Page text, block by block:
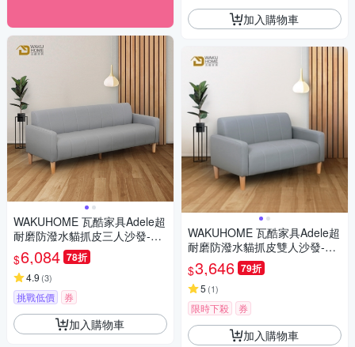
WAKUHOME 瓦酷家具Adele超
耐磨防潑水貓抓皮三人沙發-3
色(淺灰/深灰/米白)-寬180*深60
*高66cm
$6,084 78折
4.9 (3)
挑戰低價 券
加入購物車
加入購物車
WAKUHOME 瓦酷家具Adele超
耐磨防潑水貓抓皮雙人沙發-4
色(深藍/深灰/淺灰/米白)-寬112
*深60*高70cm
$3,646 79折
5 (1)
限時下殺 券
加入購物車